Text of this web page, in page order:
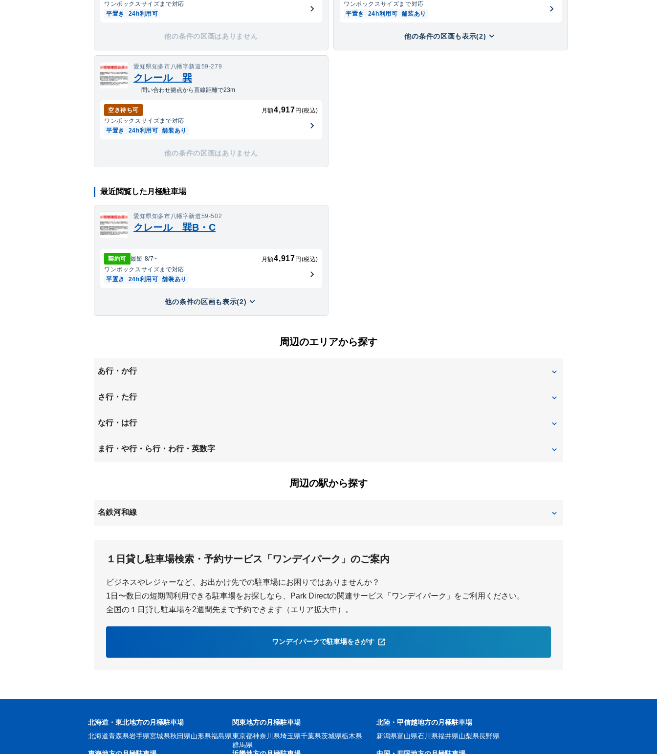
ワンボックスサイズまで対応
平置き
24h利用可
他の条件の区画はありません
ワンボックスサイズまで対応
平置き
24h利用可 舗装あり
他の条件の区画も表示(2)
愛知県知多市八幡字新道59-279
クレール 巽
問い合わせ拠点から直線距離で23m
空き待ち可 月額4,917 円(税込)
ワンボックスサイズまで対応
平置き
24h利用可 舗装あり
他の条件の区画はありません
最近閲覧した月極駐車場
愛知県知多市八幡字新道59-502
クレール 巽B・C
契約可 最短 8/7~ 月額4,917 円(税込)
ワンボックスサイズまで対応
平置き
24h利用可 舗装あり
他の条件の区画も表示(2)
周辺のエリアから探す
あ行・か行
卯坂
さ行・た行
巽が丘
な行・は行
西巽が丘 原
ま行・や行・ら行・わ行・英数字
周辺の駅から探す
名鉄河和線
１日貸し駐車場検索・予約サービス「ワンデイパーク」のご案内
ビジネスやレジャーなど、お出かけ先での駐車場にお困りではありませんか？
1日〜数日の短期間利用できる駐車場をお探しなら、Park Directの関連サービス「ワンデイパーク」をご利用ください。
全国の１日貸し駐車場を2週間先まで予約できます（エリア拡大中）。
ワンデイパークで駐車場をさがす
北海道・東北地方の月極駐車場
北海道青森県岩手県宮城県秋田県山形県福島県
関東地方の月極駐車場
東京都神奈川県埼玉県千葉県茨城県栃木県
群馬県
北陸・甲信越地方の月極駐車場
新潟県富山県石川県福井県山梨県長野県